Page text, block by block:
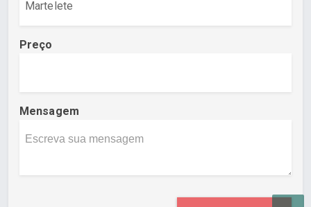
Preço
Mensagem